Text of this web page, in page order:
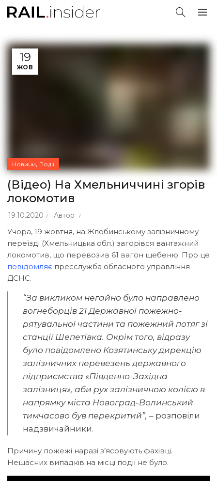
19
ЖОВ
Новини, Події
(Відео) На Хмельниччині згорів
локомотив
19.10.2020 Автор
Учора, 19 жовтня, на Жлобинському залізничному
переїзді (Хмельницька обл.) загорівся вантажний
локомотив, що перевозив 61 вагон щебеню. Про це
повідомляє пресслужба обласного управління
ДСНС.
“За викликом негайно було направлено
вогнеборців 21 Державної пожежно-
рятувальної частини та пожежний потяг зі
станції Шепетівка. Окрім того, відразу
було повідомлено Козятинську дирекцію
залізничних перевезень державного
підприємства «Південно-Західна
залізниця», аби рух залізничною колією в
напрямку міста Новоград-Волинський
тимчасово був перекритий”, – розповіли
надзвичайники.
Причину пожежі наразі з’ясовують фахівці.
Нещасних випадків на місці події не було.